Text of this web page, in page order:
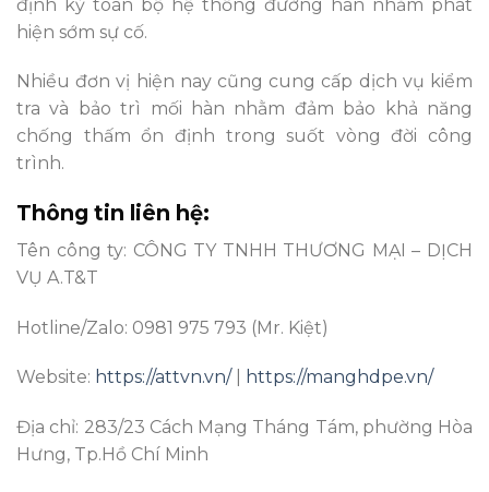
định kỳ toàn bộ hệ thống đường hàn nhằm phát
hiện sớm sự cố.
Nhiều đơn vị hiện nay cũng cung cấp dịch vụ kiểm
tra và bảo trì mối hàn nhằm đảm bảo khả năng
chống thấm ổn định trong suốt vòng đời công
trình.
Thông tin liên hệ:
Tên công ty: CÔNG TY TNHH THƯƠNG MẠI – DỊCH
VỤ A.T&T
Hotline/Zalo: 0981 975 793 (Mr. Kiệt)
Website: https://attvn.vn/ https://manghdpe.vn/
Địa chỉ: 283/23 Cách Mạng Tháng Tám, phường Hòa
Hưng, Tp.Hồ Chí Minh